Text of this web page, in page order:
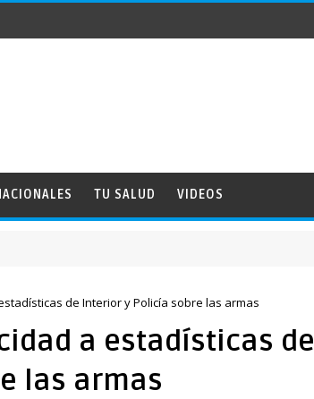
TU SALUD VIDEOS
de Interior y Policía sobre las armas
a estadísticas de
las armas